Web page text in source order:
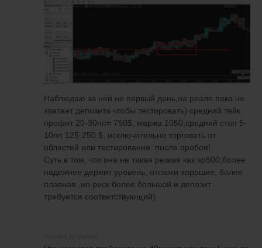
Наблюдаю за ней не первый день,на реале пока не
хватает депозита чтобы тестировать) средний тейк
профит 20-30пп= 750$, маржа 1050,средний стоп 5-
10пп 125-250 $, исключительно торговать от
областей или тестирование после пробоя!
Суть в том, что она не такая резкая как sp500,более
надежнее держит уровень, отскоки хорошие, более
плавная ,но риск более большой и депозит
требуется соответствующий)